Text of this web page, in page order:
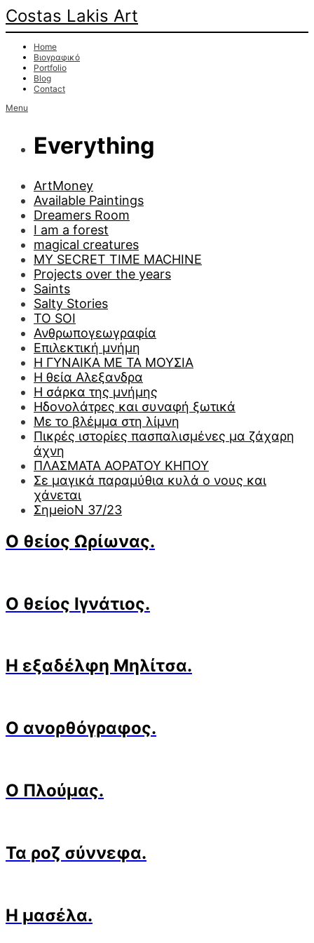
Costas Lakis Art
Home
Βιογραφικό
Portfolio
Blog
Contact
Menu
Everything
ArtMoney
Available Paintings
Dreamers Room
I am a forest
magical creatures
MY SECRET TIME MACHINE
Projects over the years
Saints
Salty Stories
TO SOI
Ανθρωπογεωγραφία
Επιλεκτική μνήμη
Η ΓΥΝΑΙΚΑ ΜΕ ΤΑ ΜΟΥΣΙΑ
Η θεία Αλεξανδρα
Η σάρκα της μνήμης
Ηδονολάτρες και συναφή ξωτικά
Με το βλέμμα στη λίμνη
Πικρές ιστορίες πασπαλισμένες μα ζάχαρη
άχνη
ΠΛΑΣΜΑΤΑ ΑΟΡΑΤΟΥ ΚΗΠΟΥ
Σε μαγικά παραμύθια κυλά ο νους και
χάνεται
ΣημeioN 37/23
Ο θείος Ωρίωνας.
Ο θείος Ιγνάτιος.
Η εξαδέλφη Μηλίτσα.
O ανορθόγραφος.
Ο Πλούμας.
Τα ροζ σύννεφα.
Η μασέλα.